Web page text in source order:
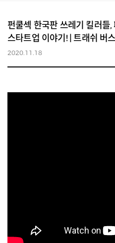
펀쿨섹 한국판 쓰레기 킬러들
스타트업 이야기! | 트래쉬 버
2020.11.18